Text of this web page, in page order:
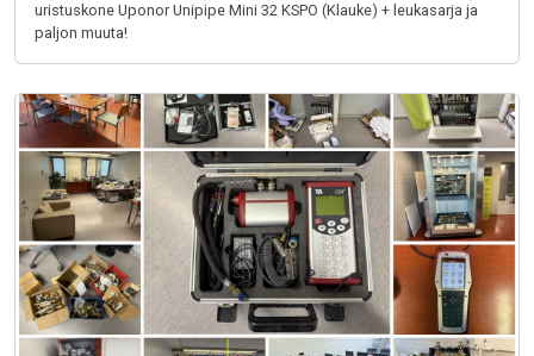
uristuskone Uponor Unipipe Mini 32 KSPO (Klauke) + leukasarja ja
paljon muuta!